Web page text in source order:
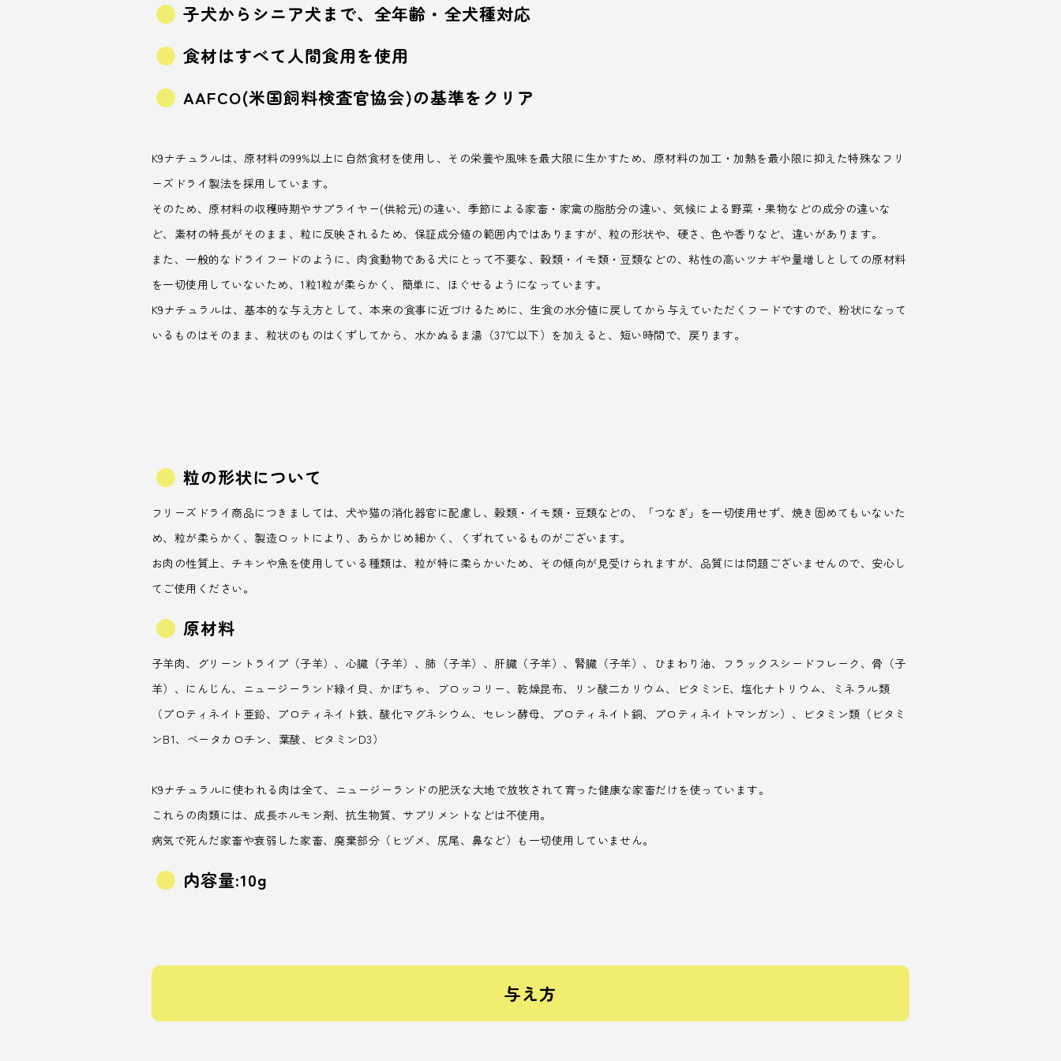
子犬からシニア犬まで、全年齢・全犬種対応
食材はすべて人間食用を使用
AAFCO(米国飼料検査官協会)の基準をクリア
K9ナチュラルは、原材料の99%以上に自然食材を使用し、その栄養や風味を最大限に生かすため、原材料の加工・加熱を最小限に抑えた特殊なフリ
ーズドライ製法を採用しています。
そのため、原材料の収穫時期やサプライヤー(供給元)の違い、季節による家畜・家禽の脂肪分の違い、気候による野菜・果物などの成分の違いな
ど、素材の特長がそのまま、粒に反映されるため、保証成分値の範囲内ではありますが、粒の形状や、硬さ、色や香りなど、違いがあります。
また、一般的なドライフードのように、肉食動物である犬にとって不要な、穀類・イモ類・豆類などの、粘性の高いツナギや量増しとしての原材料
を一切使用していないため、1粒1粒が柔らかく、簡単に、ほぐせるようになっています。
K9ナチュラルは、基本的な与え方として、本来の食事に近づけるために、生食の水分値に戻してから与えていただくフードですので、粉状になって
いるものはそのまま、粒状のものはくずしてから、水かぬるま湯（37℃以下）を加えると、短い時間で、戻ります。
粒の形状について
フリーズドライ商品につきましては、犬や猫の消化器官に配慮し、穀類・イモ類・豆類などの、「つなぎ」を一切使用せず、焼き固めてもいないた
め、粒が柔らかく、製造ロットにより、あらかじめ細かく、くずれているものがございます。
お肉の性質上、チキンや魚を使用している種類は、粒が特に柔らかいため、その傾向が見受けられますが、品質には問題ございませんので、安心し
てご使用ください。
原材料
子羊肉、グリーントライプ（子羊）、心臓（子羊）、肺（子羊）、肝臓（子羊）、腎臓（子羊）、ひまわり油、フラックスシードフレーク、骨（子
羊）、にんじん、ニュージーランド緑イ貝、かぼちゃ、ブロッコリー、乾燥昆布、リン酸二カリウム、ビタミンE、塩化ナトリウム、ミネラル類
（プロティネイト亜鉛、プロティネイト鉄、酸化マグネシウム、セレン酵母、プロティネイト銅、プロティネイトマンガン）、ビタミン類（ビタミ
ンB1、ベータカロチン、葉酸、ビタミンD3）
K9ナチュラルに使われる肉は全て、ニュージーランドの肥沃な大地で放牧されて育った健康な家畜だけを使っています。
これらの肉類には、成長ホルモン剤、抗生物質、サプリメントなどは不使用。
病気で死んだ家畜や衰弱した家畜、廃棄部分（ヒヅメ、尻尾、鼻など）も一切使用していません。
内容量:10g
与え方